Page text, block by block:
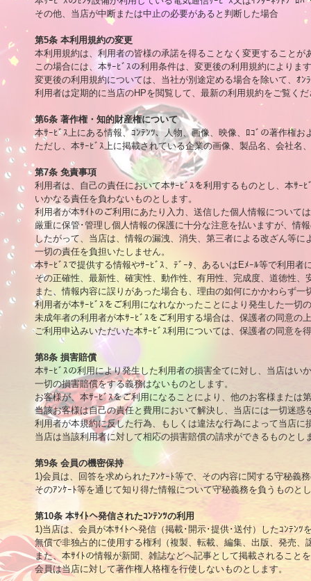
その他、当店が中断または中止の必要があると判断した場合
第5条 本利用規約の変更
本利用規約は、利用者の皆様の承諾を得ることなく変更することが
この場合には、本ｻｰﾋﾞｽの利用条件は、変更後の利用規約によりま
変更後の利用規約については、当社が別途定める場合を除いて、ｵ
利用者は定期的に当店のHPを閲覧して、最新の利用規約をご覧くだ
第6条 著作権・知的財産権について
本ｻｰﾋﾞｽ上にある情報、ｺﾝﾃﾝﾂ、人物、画像、映像、ﾛｺﾞの著作権
ただし、本ｻｰﾋﾞｽ上に掲載されている企業の画像、製品名、会社
第7条 免責事項
利用者は、自己の責任において本ｻｰﾋﾞｽを利用するものとし、本ｻ
いかなる責任を負わないものとします。
利用者が本ｻｲﾄのご利用にあたり入力、送信した個人情報について
厳重に保管･管理し個人情報の保護に十分な注意を払いますが、情
したがって、当店は、情報の漏洩、消失、第三者による改ざん等
一切の責任を負担いたしません。
本ｻｰﾋﾞｽで提供する情報やｻｰﾋﾞｽ、ﾃﾞｰﾀ、あるいはEﾒｰﾙ等で利用者
その正確性、最新性、確実性、動作性、有用性、完成度、道徳性
また、情報内容に誤りがあった場合も、理由の如何にかかわらず一
利用者が本ｻｰﾋﾞｽをご利用になれなかったことにより発生した一切
未成年者の利用者が本ｻｰﾋﾞｽをご利用する場合は、保護者の同意の
ご利用申込みいただいた本ｻｰﾋﾞｽ利用については、保護者の同意を
第8条 損害賠償
本ｻｰﾋﾞｽの利用により発生した利用者の損害全てに対し、当店はい
一切の損害賠償をする義務はないものとします。
お客様が、本ｻｰﾋﾞｽをご利用になることにより、他のお客様または
当該お客様は自己の責任と費用において解決し、当店には一切迷惑
利用者が本規約に反した行為、もしくは違法な行為によって当店に
当店は当該利用者に対して相応の損害賠償の請求ができるものとし
第9条 会員の機密保持
1)会員は、回答を求められたｱﾝｹｰﾄ等で、その内容に関する守秘義
そのｱﾝｹｰﾄ等を通じて知り得た情報について守秘義務を負うものと
第10条 本ｻｲﾄへ発信されたｺﾝﾃﾝﾂの利用
1)当店は、会員が本ｻｲﾄへ発信（掲載･開示･提供･送付）したｺﾝﾃﾝﾂ
無償で非独占的に使用する権利（複製、転載、編集、出版、発売
また、本ｻｲﾄの情報が新聞、雑誌などへ記事として掲載されること
会員は当店に対して著作権人格権を行使しないものとします。